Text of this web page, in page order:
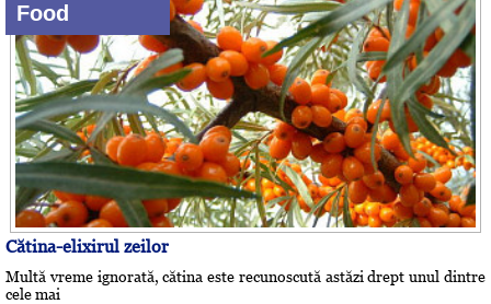
Food
Cătina-elixirul zeilor
Multă vreme ignorată, cătina este recunoscută astăzi drept unul dintre
cele mai